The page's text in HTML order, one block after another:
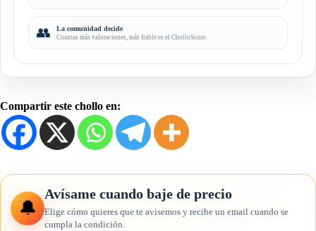
👥 La comunidad decide
Cuantas más valoraciones, más fiable es el CholloScore.
Compartir este chollo en:
🔔
Avísame cuando baje de precio
Elige cómo quieres que te avisemos y recibe un email cuando se
cumpla la condición.